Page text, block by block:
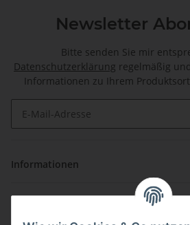
Newsletter
Bitte senden Sie mir
Datenschutzerklärung regelmäßig
Informationen zu Ihrem
Informationen